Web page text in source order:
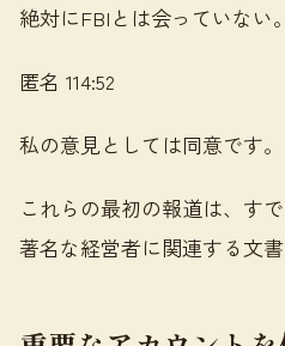
絶対にFBIとは会っていない。
匿名 114:52
私の意見としては同意です。
これらの最初の報道は、す
著名な経営者に関連する文